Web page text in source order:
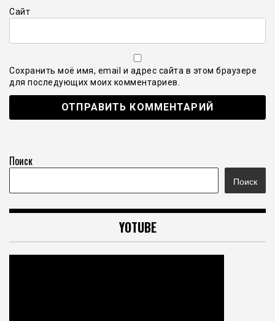
Сайт
Сохранить моё имя, email и адрес сайта в этом браузере
для последующих моих комментариев.
Поиск
Поиск
YOTUBE